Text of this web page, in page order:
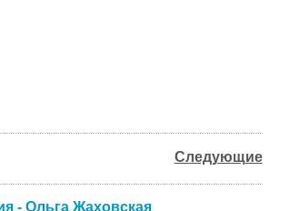
Следующие
- Ольга Жаховская